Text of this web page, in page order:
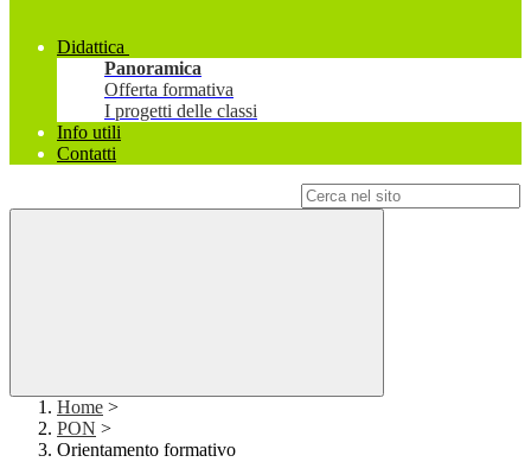
Didattica
Panoramica
Offerta formativa
I progetti delle classi
Info utili
Contatti
Home >
PON >
Orientamento formativo